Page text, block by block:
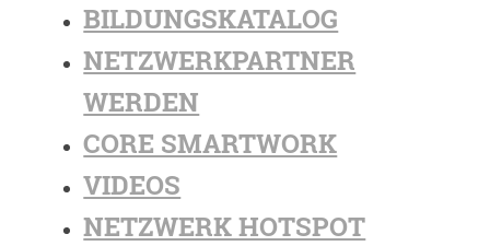
BILDUNGSKATALOG
NETZWERKPARTNER
WERDEN
CORE SMARTWORK
VIDEOS
NETZWERK HOTSPOT